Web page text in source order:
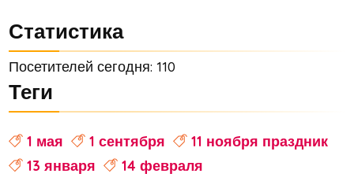
Статистика
Посетителей сегодня: 110
Теги
1 мая 1 сентября
11 ноября праздник
13 января
14 февраля